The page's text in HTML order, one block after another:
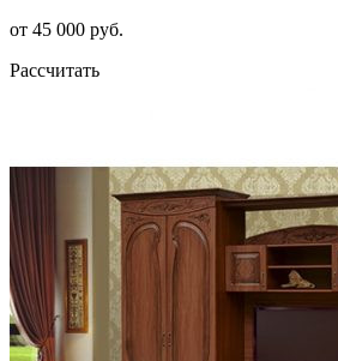
от 45 000 руб.
Рассчитать